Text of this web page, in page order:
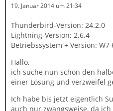
19. Januar 2014 um 21:34
Thunderbird-Version: 24.2.0
Lightning-Version: 2.6.4
Betriebssystem + Version: W7
Hallo,
ich suche nun schon den
einer Lösung und verzweifel
Ich habe bis jetzt eigentlich
auch nur zwangsweise, da